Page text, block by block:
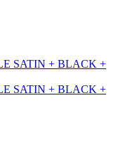
SATIN + BLACK +
SATIN + BLACK +